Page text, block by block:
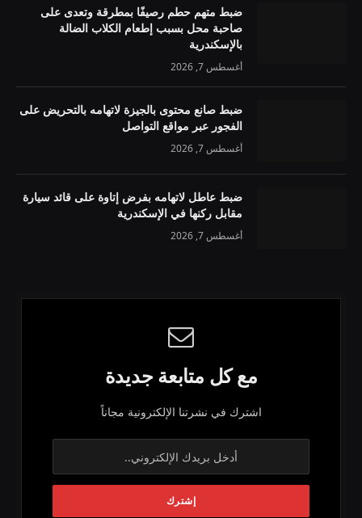
ضبط متهم حطم رصيفًا بمطرقة وتعدى على
صاحبة محل بسبب إطعام الكلاب الضالة
بالإسكندرية
أغسطس 7, 2026
ضبط صانع محتوى بالجيزة لاتهامه بالتحريض على
الفجور عبر مواقع التواصل
أغسطس 7, 2026
ضبط عاطل لاتهامه بفرض إتاوة على قائد سيارة
مقابل ركنها في الإسكندرية
أغسطس 7, 2026
مع كل متابعة جديدة
اشترك في نشرتنا الإلكترونية مجاناً